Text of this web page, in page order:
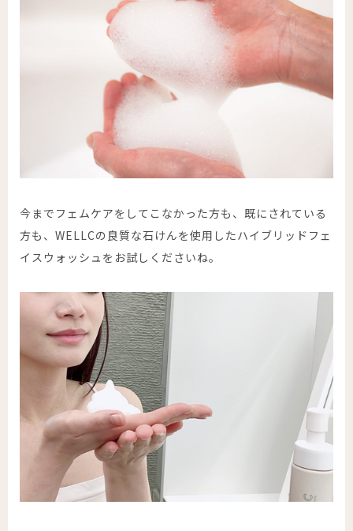
今までフェムケアをしてこなかった方も、既にされている
方も、WELLCの良質な石けんを使用したハイブリッドフェ
イスウォッシュをお試しくださいね。